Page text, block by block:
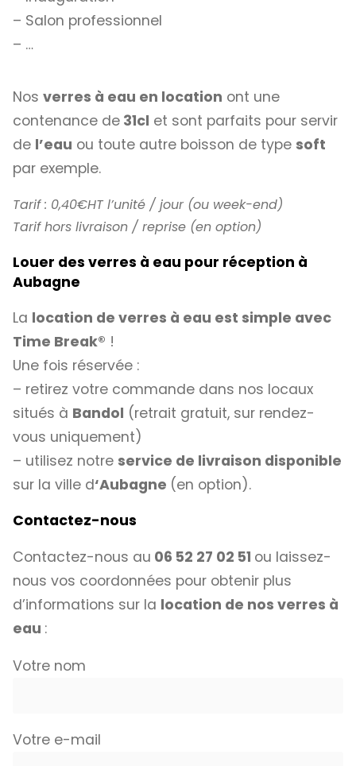
– Salon professionnel
– …
Nos verres à eau en location ont une
contenance de 31cl et sont parfaits pour servir
de l’eau ou toute autre boisson de type soft
par exemple.
Tarif : 0,40€HT l’unité / jour (ou week-end)
Tarif hors livraison / reprise (en option)
Louer des verres à eau pour réception à
Aubagne
La location de verres à eau est simple avec
Time Break® !
Une fois réservée :
– retirez votre commande dans nos locaux
situés à Bandol (retrait gratuit, sur rendez-
vous uniquement)
– utilisez notre service de livraison disponible
sur la ville d‘Aubagne (en option).
Contactez-nous
Contactez-nous au 06 52 27 02 51 ou laissez-
nous vos coordonnées pour obtenir plus
d’informations sur la location de nos verres à
eau :
Votre nom
Votre e-mail